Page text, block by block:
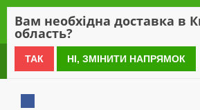
0 800 21 54 55
Вам необхідна доставка в
область?
ТАК НІ, ЗМІНИТИ НАПРЯМОК